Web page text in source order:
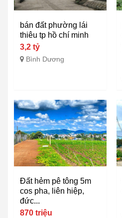
bán đất phường lái
thiêu tp hồ chí minh
3,2 tỷ
Bình Dương
Đất hẻm pê tông 5m
cos pha, liên hiệp,
đức...
870 triệu